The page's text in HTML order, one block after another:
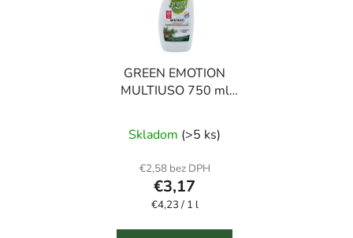
GREEN EMOTION
MULTIUSO 750 ml
univerzálny čistič
Skladom (>5 ks)
€2,58 bez DPH
€3,17
Jednotková
€4,23 / 1 l